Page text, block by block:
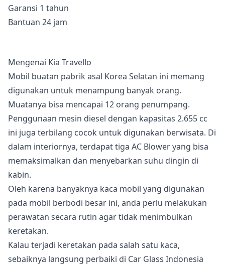
Garansi 1 tahun
Bantuan 24 jam
Mengenai Kia Travello
Mobil buatan pabrik asal Korea Selatan ini memang
digunakan untuk menampung banyak orang.
Muatanya bisa mencapai 12 orang penumpang.
Penggunaan mesin diesel dengan kapasitas 2.655 cc
ini juga terbilang cocok untuk digunakan berwisata. Di
dalam interiornya, terdapat tiga AC Blower yang bisa
memaksimalkan dan menyebarkan suhu dingin di
kabin.
Oleh karena banyaknya kaca mobil yang digunakan
pada mobil berbodi besar ini, anda perlu melakukan
perawatan secara rutin agar tidak menimbulkan
keretakan.
Kalau terjadi keretakan pada salah satu kaca,
sebaiknya langsung perbaiki di Car Glass Indonesia